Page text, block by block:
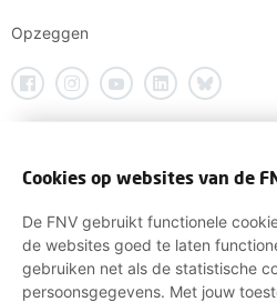
Opzeggen
Cookies op websites van de
De FNV gebruikt functionele
de websites goed te laten
gebruiken net als de statistische
persoonsgegevens. Met jouw